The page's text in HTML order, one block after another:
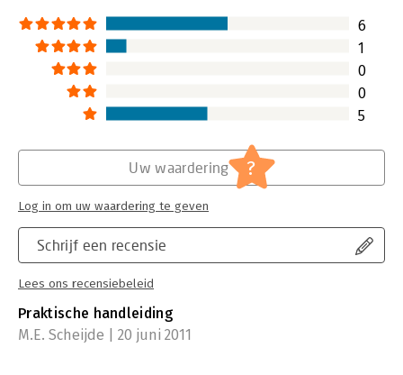
6
1
0
0
5
Schrijf een recensie
Lees ons recensiebeleid
Uw waardering ?
Log in om uw waardering te geven
Praktische handleiding
M.E. Scheijde | 20 juni 2011